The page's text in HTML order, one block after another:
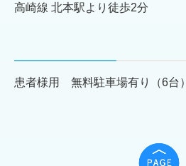
高崎線 北本駅より徒歩2分
患者様用 無料駐車場有り（6台）